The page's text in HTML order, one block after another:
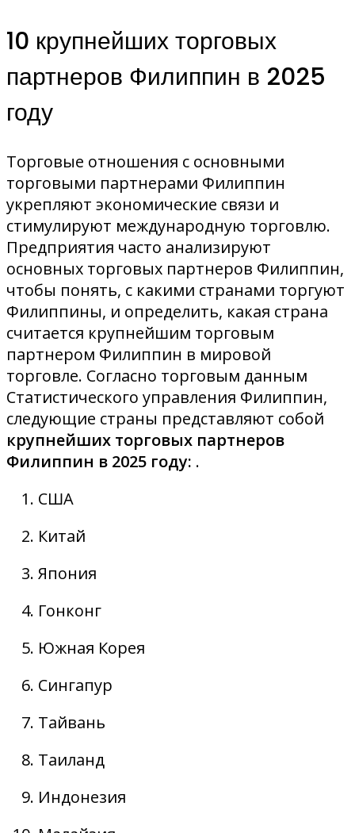
10 крупнейших торговых
партнеров Филиппин в 2025
году
Торговые отношения с основными
торговыми партнерами Филиппин
укрепляют экономические связи и
стимулируют международную торговлю.
Предприятия часто анализируют
основных торговых партнеров Филиппин,
чтобы понять, с какими странами торгуют
Филиппины, и определить, какая страна
считается крупнейшим торговым
партнером Филиппин в мировой
торговле. Согласно торговым данным
Статистического управления Филиппин,
следующие страны представляют собой
крупнейших торговых партнеров
Филиппин в 2025 году: .
США
Китай
Япония
Гонконг
Южная Корея
Сингапур
Тайвань
Таиланд
Индонезия